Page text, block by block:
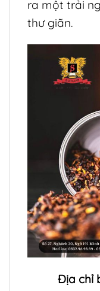
ra một trải
thư giãn.
Địa chỉ